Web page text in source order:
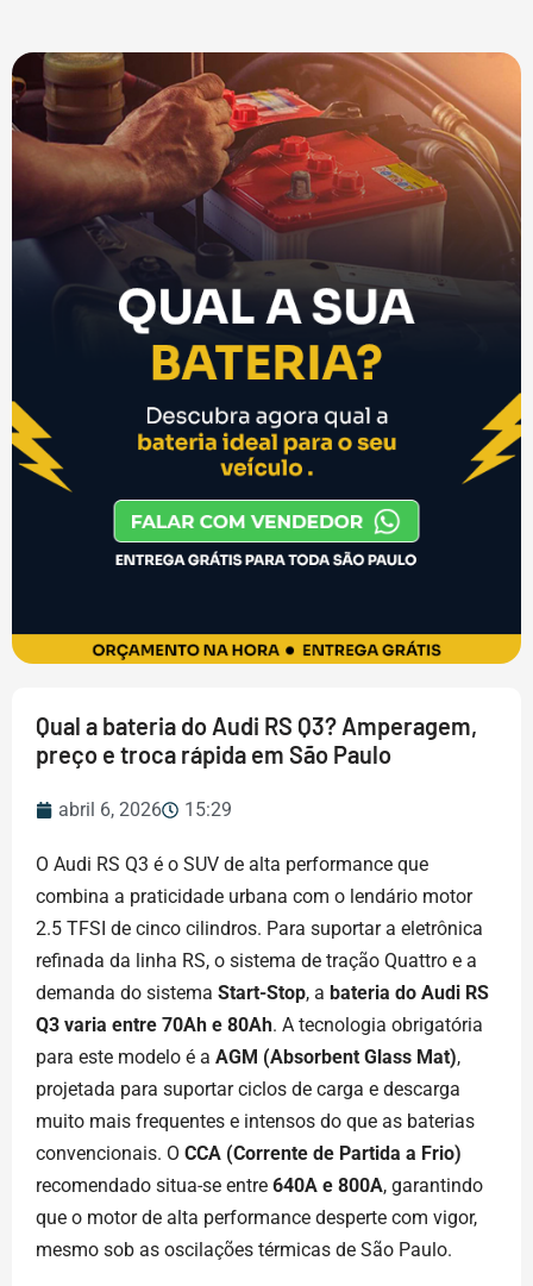
Qual a bateria do Audi RS Q3? Amperagem,
preço e troca rápida em São Paulo
abril 6, 2026 15:29
O Audi RS Q3 é o SUV de alta performance que
combina a praticidade urbana com o lendário motor
2.5 TFSI de cinco cilindros. Para suportar a eletrônica
refinada da linha RS, o sistema de tração Quattro e a
demanda do sistema Start-Stop, a bateria do Audi RS
Q3 varia entre 70Ah e 80Ah. A tecnologia obrigatória
para este modelo é a AGM (Absorbent Glass Mat),
projetada para suportar ciclos de carga e descarga
muito mais frequentes e intensos do que as baterias
convencionais. O CCA (Corrente de Partida a Frio)
recomendado situa-se entre 640A e 800A, garantindo
que o motor de alta performance desperte com vigor,
mesmo sob as oscilações térmicas de São Paulo.